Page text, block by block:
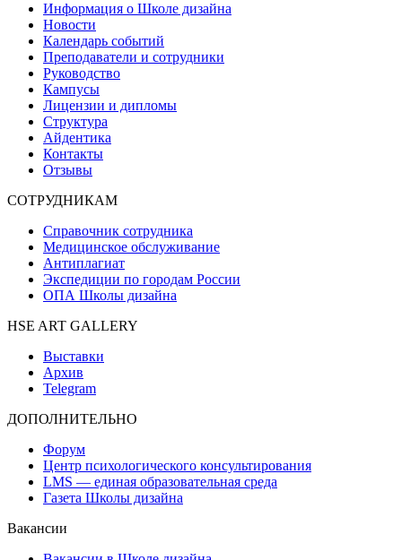
Информация о Школе дизайна
Новости
Календарь событий
Преподаватели и сотрудники
Руководство
Кампусы
Лицензии и дипломы
Структура
Айдентика
Контакты
Отзывы
СОТРУДНИКАМ
Справочник сотрудника
Медицинское обслуживание
Антиплагиат
Экспедиции по городам России
ОПА Школы дизайна
HSE ART GALLERY
Выставки
Архив
Telegram
ДОПОЛНИТЕЛЬНО
Форум
Центр психологического консультирования
LMS — единая образовательная среда
Газета Школы дизайна
Вакансии